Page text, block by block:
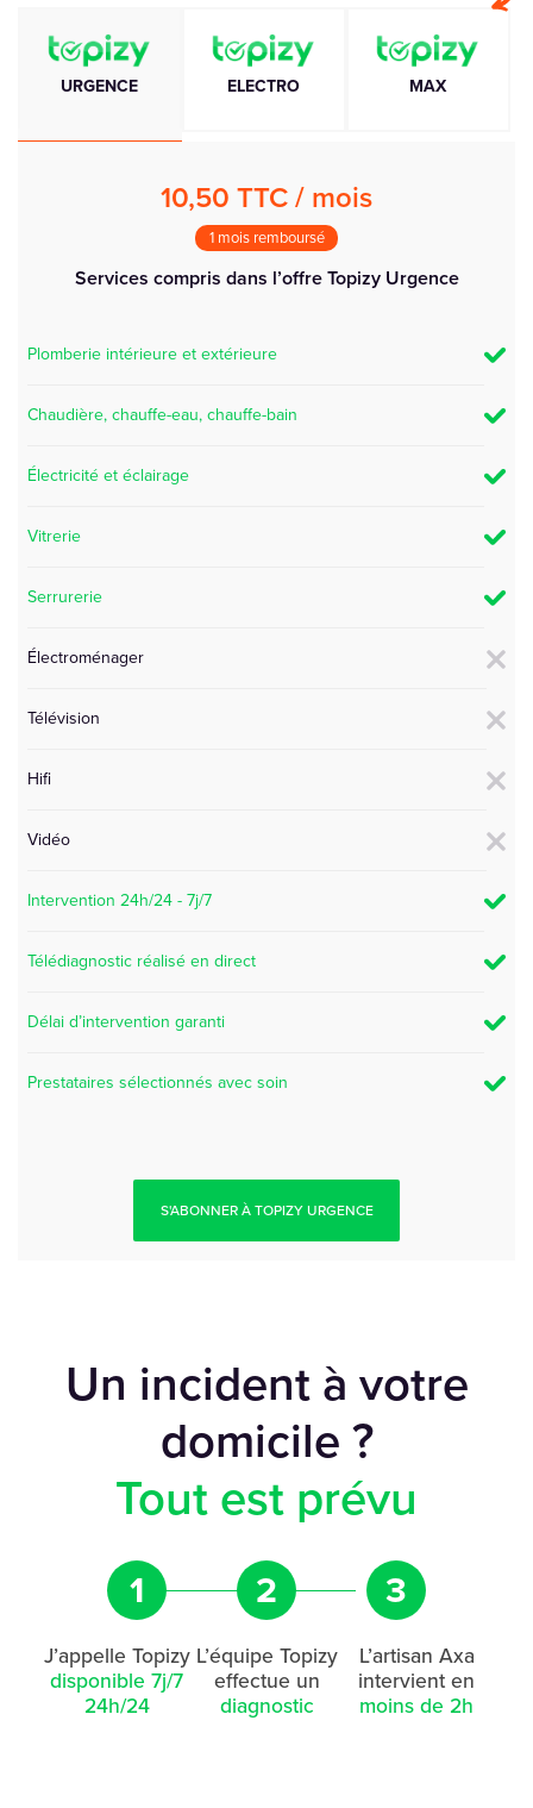
URGENCE ELECTRO MAX
10,50TTC /mois
1 mois remboursé
Services compris dans l’offre Topizy Urgence
Plomberie intérieure et extérieure
Chaudière, chauffe-eau, chauffe-bain
Électricité et éclairage
Vitrerie
Serrurerie
Électroménager
Télévision
Hifi
Vidéo
Intervention 24h/24 - 7j/7
Télédiagnostic réalisé en direct
Délai d’intervention garanti
Prestataires sélectionnés avec soin
S'ABONNER À TOPIZY URGENCE
Un incident à votre
domicile ?
Tout est prévu
1 2 3
J’appelle Topizy
disponible 7j/7
24h/24
L’équipe Topizy
effectue un
diagnostic
L’artisan Axa
intervient en
moins de 2h